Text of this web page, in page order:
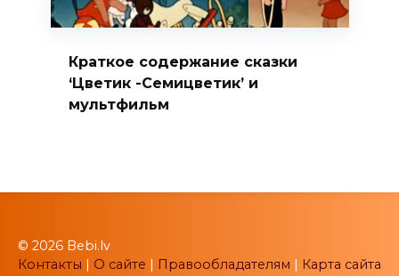
Краткое содержание сказки
‘Цветик -Семицветик’ и
мультфильм
© 2026 Bebi.lv
Контакты | О сайте | Правообладателям | Карта сайта